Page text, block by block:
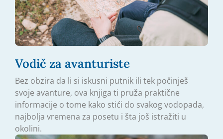
Vodič za avanturiste
Bez obzira da li si iskusni putnik ili tek počinješ
svoje avanture, ova knjiga ti pruža praktične
informacije o tome kako stići do svakog vodopada,
najbolja vremena za posetu i šta još istražiti u
okolini.